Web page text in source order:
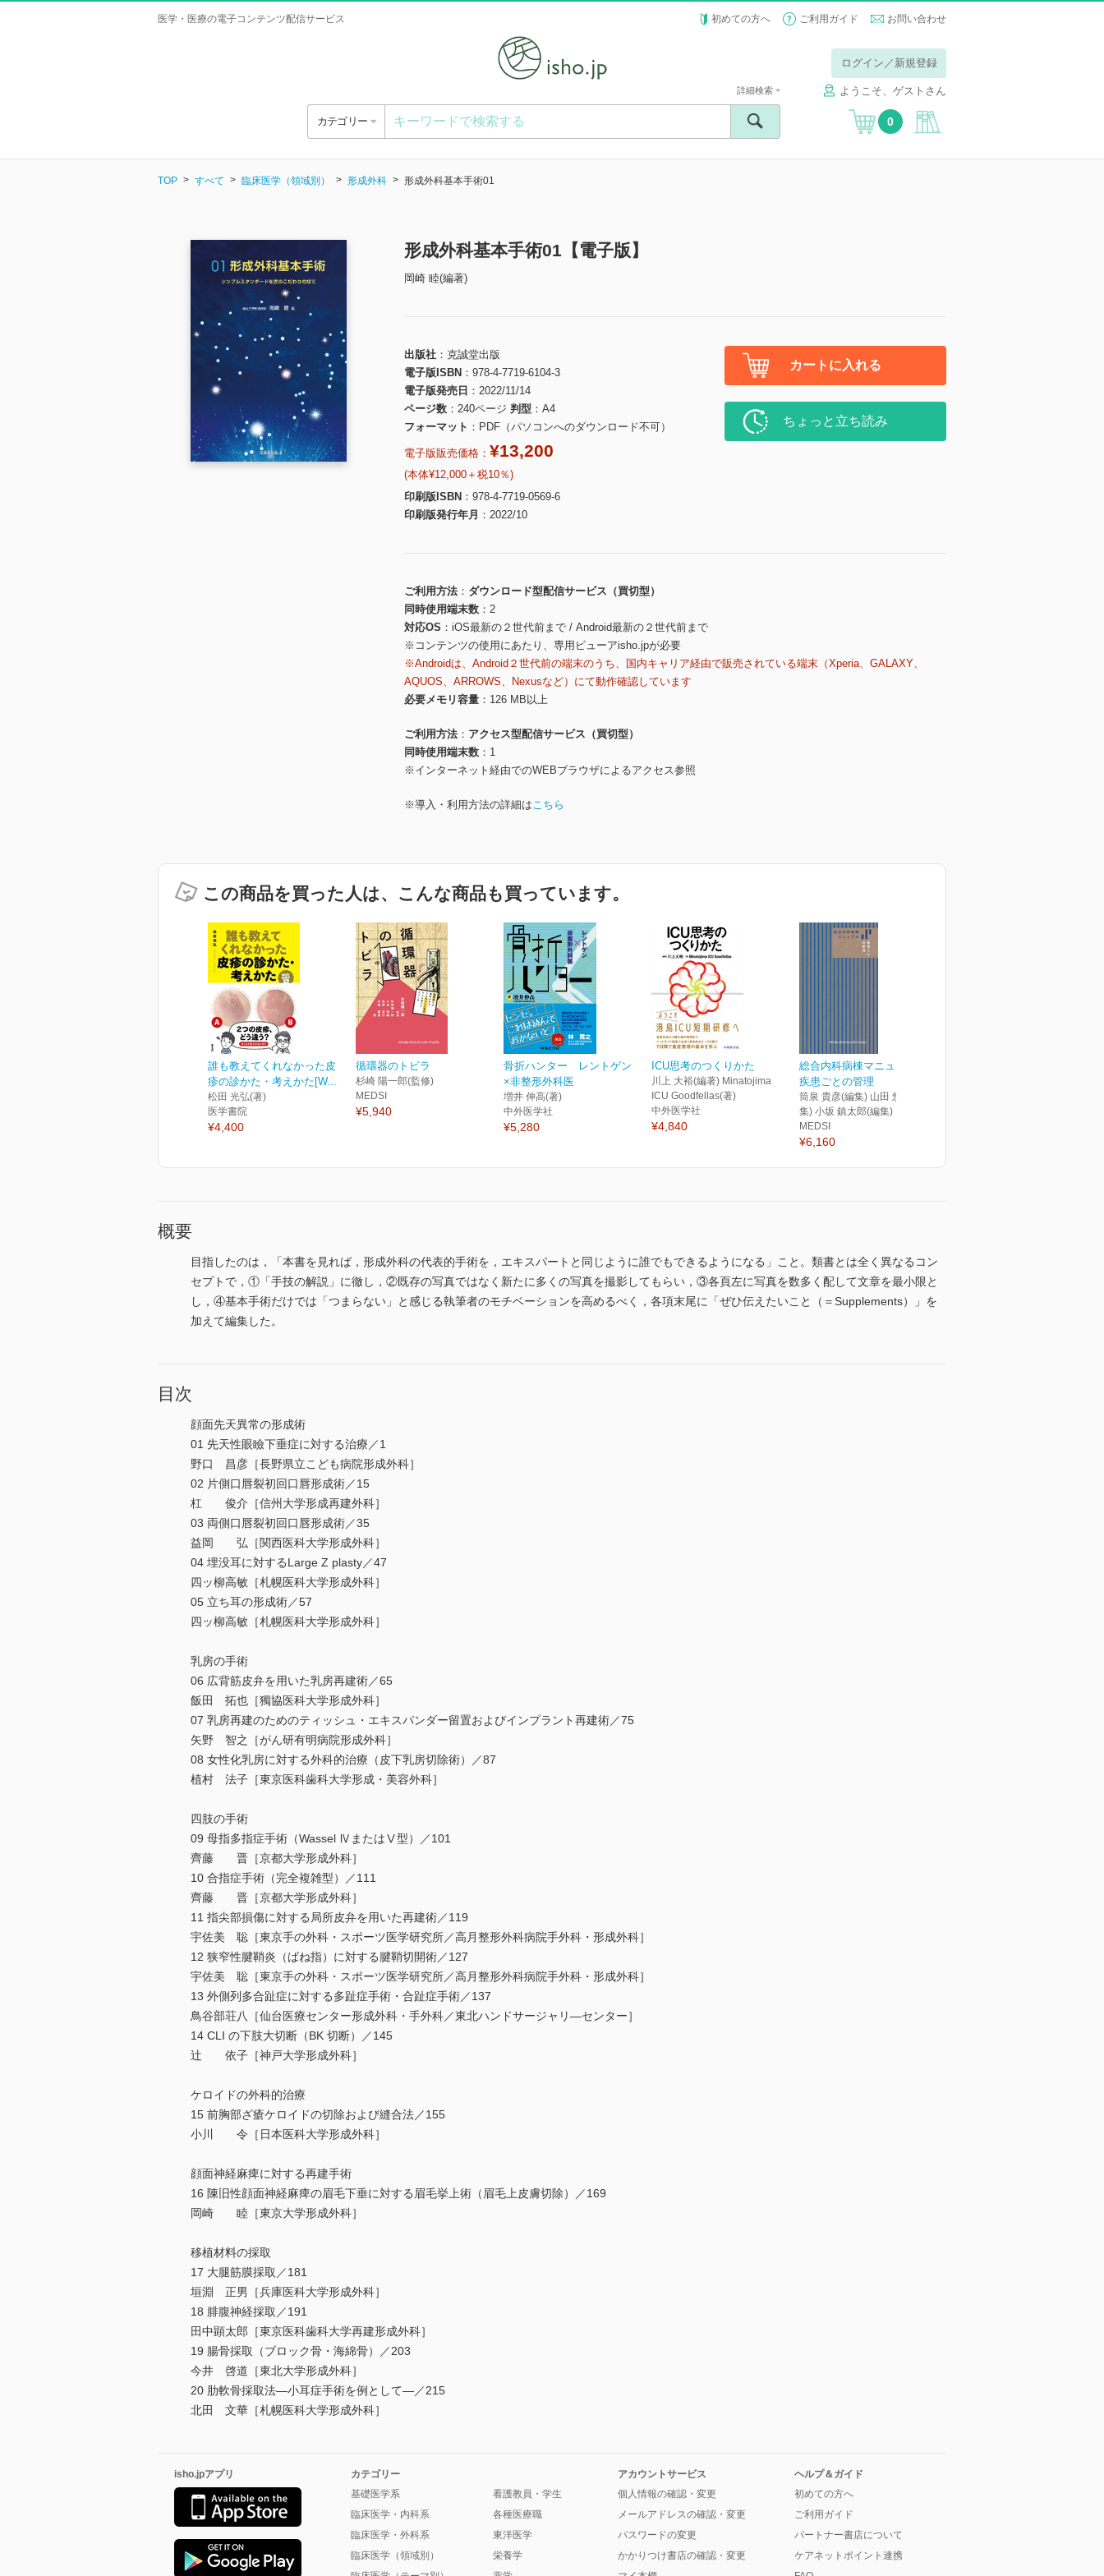
医学・医療の電子コンテンツ配信サービス 初めての方へ ご利用ガイド お問い合わせ
ログイン／新規登録
ようこそ、ゲストさん
カテゴリー
詳細検索
0
TOP すべて 臨床医学（領域別） 形成外科 形成外科基本手術01
形成外科基本手術01【電子版】
岡崎 睦(編著)
出版社
克誠堂出版
電子版ISBN
978-4-7719-6104-3
電子版発売日
2022/11/14
ページ数
240ページ 判型
A4
フォーマット
PDF（パソコンへのダウンロード不可）
電子版販売価格： ¥13,200
(本体¥12,000＋税10％)
印刷版ISBN
978-4-7719-0569-6
印刷版発行年月
2022/10
カートに入れる
ちょっと立ち読み
ご利用方法
ダウンロード型配信サービス（買切型）
同時使用端末数
2
対応OS
iOS最新の２世代前まで / Android最新の２世代前まで
※コンテンツの使用にあたり、専用ビューアisho.jpが必要
※Androidは、Android２世代前の端末のうち、国内キャリア経由で販売されている端末（Xperia、GALAXY、
AQUOS、ARROWS、Nexusなど）にて動作確認しています
必要メモリ容量
126 MB以上
ご利用方法
アクセス型配信サービス（買切型）
同時使用端末数
1
※インターネット経由でのWEBブラウザによるアクセス参照
※導入・利用方法の詳細はこちら
この商品を買った人は、こんな商品も買っています。
誰も教えてくれなかった皮
疹の診かた・考えかた[W...
松田 光弘(著)
医学書院
¥4,400
循環器のトビラ
杉崎 陽一郎(監修)
MEDSI
¥5,940
骨折ハンター レントゲン
×非整形外科医
増井 伸高(著)
中外医学社
¥5,280
ICU思考のつくりかた
川上 大裕(編著) Minatojima
ICU Goodfellas(著)
中外医学社
¥4,840
総合内科病棟マニュアル
疾患ごとの管理
筒泉 貴彦(編集) 山田 悠史(編
集) 小坂 鎮太郎(編集)
MEDSI
¥6,160
概要
目指したのは，「本書を見れば，形成外科の代表的手術を，エキスパートと同じように誰でもできるようになる」こと。類書とは全く異なるコン
セプトで，①「手技の解説」に徹し，②既存の写真ではなく新たに多くの写真を撮影してもらい，③各頁左に写真を数多く配して文章を最小限と
し，④基本手術だけでは「つまらない」と感じる執筆者のモチベーションを高めるべく，各項末尾に「ぜひ伝えたいこと（＝Supplements）」を
加えて編集した。
目次
顔面先天異常の形成術
01 先天性眼瞼下垂症に対する治療／1
野口 昌彦［長野県立こども病院形成外科］
02 片側口唇裂初回口唇形成術／15
杠 俊介［信州大学形成再建外科］
03 両側口唇裂初回口唇形成術／35
益岡 弘［関西医科大学形成外科］
04 埋没耳に対するLarge Z plasty／47
四ッ柳高敏［札幌医科大学形成外科］
05 立ち耳の形成術／57
四ッ柳高敏［札幌医科大学形成外科］
乳房の手術
06 広背筋皮弁を用いた乳房再建術／65
飯田 拓也［獨協医科大学形成外科］
07 乳房再建のためのティッシュ・エキスパンダー留置およびインプラント再建術／75
矢野 智之［がん研有明病院形成外科］
08 女性化乳房に対する外科的治療（皮下乳房切除術）／87
植村 法子［東京医科歯科大学形成・美容外科］
四肢の手術
09 母指多指症手術（Wassel ⅣまたはⅤ型）／101
齊藤 晋［京都大学形成外科］
10 合指症手術（完全複雑型）／111
齊藤 晋［京都大学形成外科］
11 指尖部損傷に対する局所皮弁を用いた再建術／119
宇佐美 聡［東京手の外科・スポーツ医学研究所／高月整形外科病院手外科・形成外科］
12 狭窄性腱鞘炎（ばね指）に対する腱鞘切開術／127
宇佐美 聡［東京手の外科・スポーツ医学研究所／高月整形外科病院手外科・形成外科］
13 外側列多合趾症に対する多趾症手術・合趾症手術／137
鳥谷部荘八［仙台医療センター形成外科・手外科／東北ハンドサージャリ―センター］
14 CLI の下肢大切断（BK 切断）／145
辻 依子［神戸大学形成外科］
ケロイドの外科的治療
15 前胸部ざ瘡ケロイドの切除および縫合法／155
小川 令［日本医科大学形成外科］
顔面神経麻痺に対する再建手術
16 陳旧性顔面神経麻痺の眉毛下垂に対する眉毛挙上術（眉毛上皮膚切除）／169
岡崎 睦［東京大学形成外科］
移植材料の採取
17 大腿筋膜採取／181
垣淵 正男［兵庫医科大学形成外科］
18 腓腹神経採取／191
田中顕太郎［東京医科歯科大学再建形成外科］
19 腸骨採取（ブロック骨・海綿骨）／203
今井 啓道［東北大学形成外科］
20 肋軟骨採取法―小耳症手術を例として―／215
北田 文華［札幌医科大学形成外科］
isho.jpアプリ
カテゴリー
基礎医学系
臨床医学・内科系
臨床医学・外科系
臨床医学（領域別）
看護教員・学生
各種医療職
東洋医学
栄養学
アカウントサービス
個人情報の確認・変更
メールアドレスの確認・変更
パスワードの変更
かかりつけ書店の確認・変更
ヘルプ＆ガイド
初めての方へ
ご利用ガイド
パートナー書店について
ケアネットポイント連携